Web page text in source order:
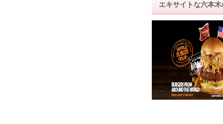
エキサイトな六本